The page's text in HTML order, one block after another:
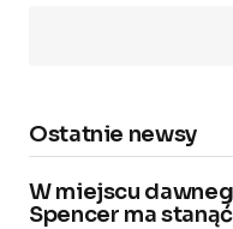
Ostatnie newsy
W miejscu
Spencer ma